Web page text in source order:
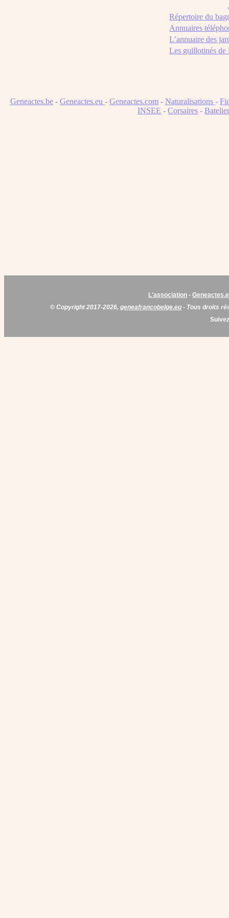
Répertoire du
Annuaires
L’annuaire des
Les guillotinés de
Geneactes.be - Geneactes.eu - Geneactes.com - Naturalisations -
INSEE -Corsaires -
L'association -
© Copyright 2017-2026,geneafrancobelge.eu - Tous droits